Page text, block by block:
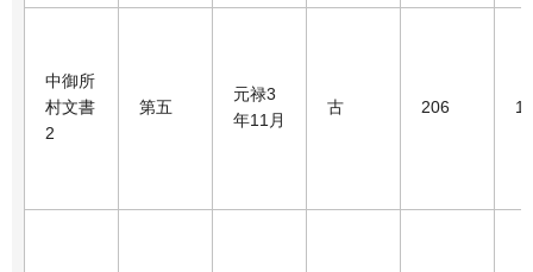
中御所
村文書
2
第五
元禄3
年11月
古 206 1